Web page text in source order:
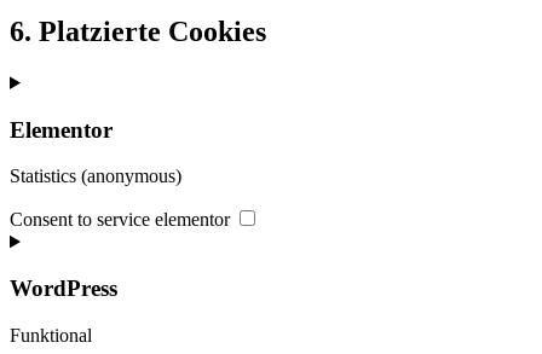
6. Platzierte Cookies
Elementor
Statistics (anonymous)
Consent to service elementor
WordPress
Funktional